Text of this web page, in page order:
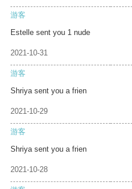
游客
Estelle sent you 1 nude
2021-10-31
游客
Shriya sent you a frien
2021-10-29
游客
Shriya sent you a frien
2021-10-28